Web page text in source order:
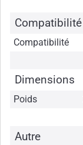
Compatibilité
Compatibilité
Dimensions
Poids
Autre